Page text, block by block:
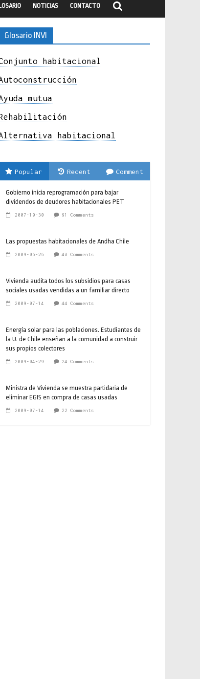
NOTICIAS CONTACTO
Glosario INVI
habitacional
mutua
habitacional
Popular Recent Comment
Gobierno inicia reprogramación para bajar
dividendos de deudores habitacionales PET
2007-10-30 91 Comments
Las propuestas habitacionales de Andha Chile
2009-06-26 48 Comments
Vivienda audita todos los subsidios para casas
sociales usadas vendidas a un familiar directo
2009-07-14 44 Comments
Energía solar para las poblaciones. Estudiantes de
la U. de Chile enseñan a la comunidad a construir
sus propios colectores
2009-04-29 24 Comments
Ministra de Vivienda se muestra partidaria de
eliminar EGIS en compra de casas usadas
2009-07-14 22 Comments